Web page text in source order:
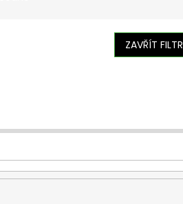
ZAVŘÍT FILTR